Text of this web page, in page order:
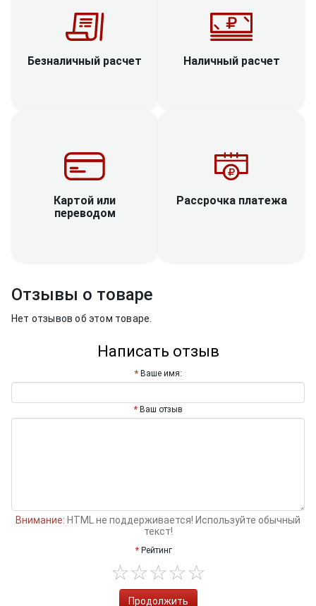
Безналичный расчет Наличный расчет
Картой или
переводом
Рассрочка платежа
Отзывы о товаре
Нет отзывов об этом товаре.
Написать отзыв
Ваше имя:
Ваш отзыв
Внимание: HTML не поддерживается! Используйте обычный
текст!
Рейтинг
Продолжить